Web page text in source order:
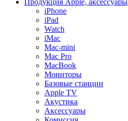
Продукция Apple, аксессуары
iPhone
iPad
Watch
iMac
Mac-mini
Mac Pro
MacBook
Мониторы
Базовые станции
Apple TV
Акустика
Аксессуары